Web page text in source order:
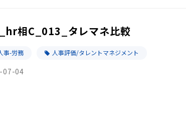
相C_013_タレマネ比較
事-労務 人事評価/タレントマネジメント
07-04